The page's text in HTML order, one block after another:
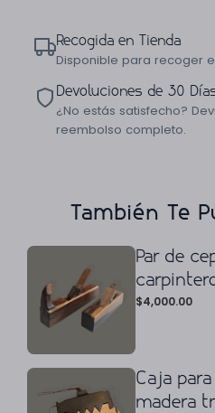
Recogida en Tienda
Disponible para recoger
Devoluciones de 30
¿No estás satisfecho?
reembolso completo.
También Te
Par de
$4,000.00
Caja
madera